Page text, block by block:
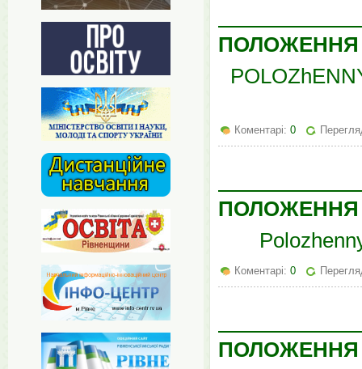
ПОЛОЖЕННЯ
Коментарі: 0
ПОЛОЖЕННЯ
Коментарі: 0
ПОЛОЖЕННЯ